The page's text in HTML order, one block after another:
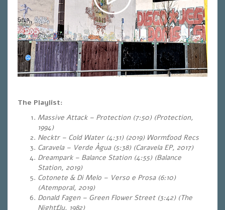
The Playlist:
Massive Attack – Protection (7:50) (Protection,
1994)
Necktr – Cold Water (4:31) (2019) Wormfood Recs
Caravela – Verde Àgua (5:38) (Caravela EP, 2017)
Dreampark – Balance Station (4:55) (Balance
Station, 2019)
Cotonete & Di Melo – Verso e Prosa (6:10)
(Atemporal, 2019)
Donald Fagen – Green Flower Street (3:42) (The
Nightfly, 1982)